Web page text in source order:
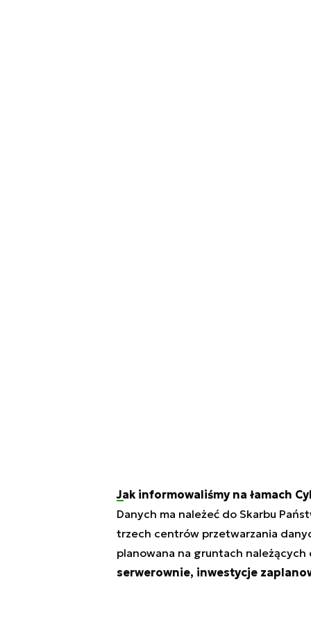
Jak informowaliśmy na łamach
Danych ma należeć do Skarbu
trzech centrów przetwarzania
planowana na gruntach należących
serwerownie, inwestycje